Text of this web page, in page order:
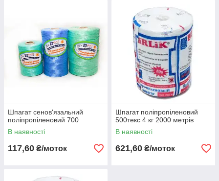
Шпагат сенов'язальний
поліпропіленовий 700
В наявності
117,60 ₴/моток
Шпагат поліпропіленовий
500текс 4 кг 2000 метрів
В наявності
621,60 ₴/моток